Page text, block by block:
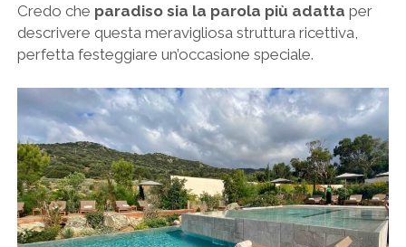
Credo che paradiso sia la parola più adatta per
descrivere questa meravigliosa struttura ricettiva,
perfetta festeggiare un’occasione speciale.